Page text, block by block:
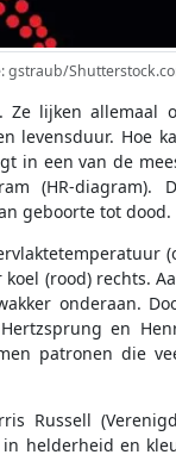
gstraub/
Ze lijken allemaal
levensduur. Hoe
in een van de
(HR-diagram).
geboorte tot dood.
(rood) rechts.
onderaan.
en
patronen die
Russell
in helderheid en